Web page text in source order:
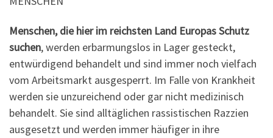
Menschen, die hier im reichsten Land Europas Schutz
suchen, werden erbarmungslos in Lager gesteckt,
entwürdigend behandelt und sind immer noch vielfach
vom Arbeitsmarkt ausgesperrt. Im Falle von Krankheit
werden sie unzureichend oder gar nicht medizinisch
behandelt. Sie sind alltäglichen rassistischen Razzien
ausgesetzt und werden immer häufiger in ihre